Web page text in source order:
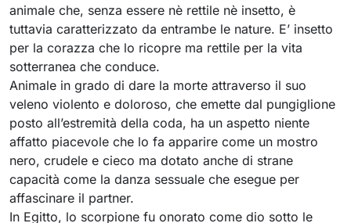
animale che, senza essere nè rettile nè insetto, è
tuttavia caratterizzato da entrambe le nature. E’ insetto
per la corazza che lo ricopre ma rettile per la vita
sotterranea che conduce.
Animale in grado di dare la morte attraverso il suo
veleno violento e doloroso, che emette dal pungiglione
posto all’estremità della coda, ha un aspetto niente
affatto piacevole che lo fa apparire come un mostro
nero, crudele e cieco ma dotato anche di strane
capacità come la danza sessuale che esegue per
affascinare il partner.
In Egitto, lo scorpione fu onorato come dio sotto le